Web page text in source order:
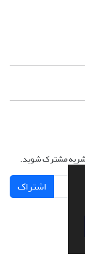
نشریه مشترک شوید.
اشتراک